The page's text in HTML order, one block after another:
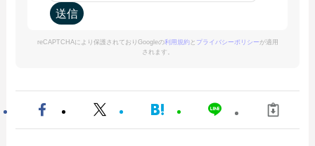
reCAPTCHAにより保護されておりGoogleの利用規約と プライバシーポリシーが適用
されます。